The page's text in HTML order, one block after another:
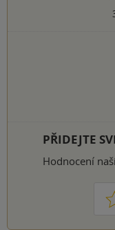
PŘIDEJTE
Hodnocení